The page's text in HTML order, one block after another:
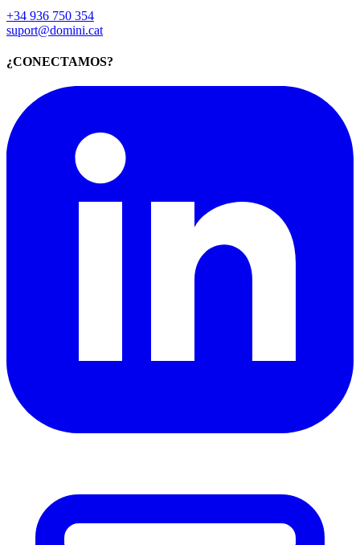
+34 936 750 354
suport@domini.cat
¿CONECTAMOS?